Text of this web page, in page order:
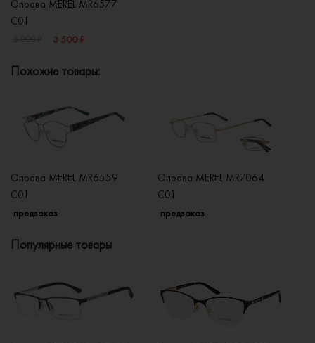
Оправа MEREL MR6577
C01
3 500 ₽
Похожие товары:
Оправа MEREL MR6559
C01
предзаказ
Оправа MEREL MR7064
C01
предзаказ
Популярные товары